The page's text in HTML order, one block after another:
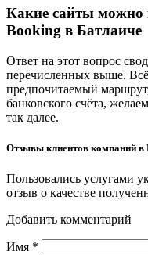
Какие сайты можно
Booking в Батлаиче
Ответ на этот вопрос
перечисленных выше. Всё
предпочитаемый
банковского счёта,
так далее.
Отзывы клиентов компаний в
Пользовались услугами
отзыв о качестве
Добавить комментарий
Имя *